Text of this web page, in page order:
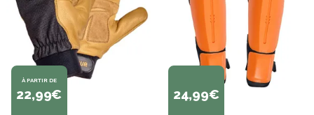
À PARTIR DE
22,99€ 24,99€